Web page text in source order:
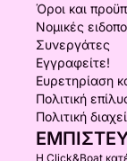
Όροι και
Νομικές
Συνεργάτες
Εγγραφείτε!
Ευρετηρίαση
Πολιτική
Πολιτική
Η Click&Boat